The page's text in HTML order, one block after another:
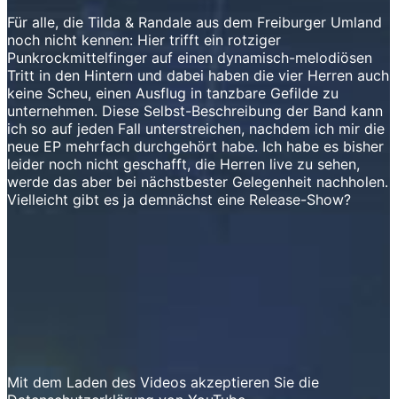
Für alle, die Tilda & Randale aus dem Freiburger Umland
noch nicht kennen: Hier trifft ein rotziger
Punkrockmittelfinger auf einen dynamisch-melodiösen
Tritt in den Hintern und dabei haben die vier Herren auch
keine Scheu, einen Ausflug in tanzbare Gefilde zu
unternehmen. Diese Selbst-Beschreibung der Band kann
ich so auf jeden Fall unterstreichen, nachdem ich mir die
neue EP mehrfach durchgehört habe. Ich habe es bisher
leider noch nicht geschafft, die Herren live zu sehen,
werde das aber bei nächstbester Gelegenheit nachholen.
Vielleicht gibt es ja demnächst eine Release-Show?
Mit dem Laden des Videos akzeptieren Sie die